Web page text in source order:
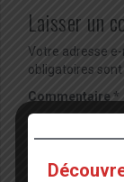
Laisser un
Votre adresse
obligatoires
Commentaire*